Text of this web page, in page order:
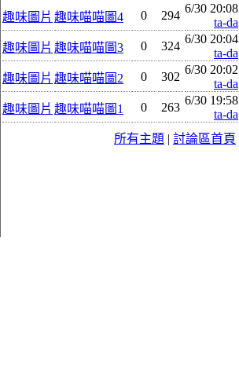
趣味圖片 趣味喵喵圖4 0 294
6/30 20:08
ta-da
趣味圖片 趣味喵喵圖3 0 324
6/30 20:04
ta-da
趣味圖片 趣味喵喵圖2 0 302
6/30 20:02
ta-da
趣味圖片 趣味喵喵圖1 0 263
6/30 19:58
ta-da
所有主題 | 討論區首頁